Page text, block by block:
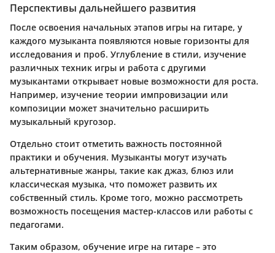
Перспективы дальнейшего развития
После освоения начальных этапов игры на гитаре, у
каждого музыканта появляются новые горизонты для
исследования и проб. Углубление в стили, изучение
различных техник игры и работа с другими
музыкантами открывает новые возможности для роста.
Например, изучение теории импровизации или
композиции может значительно расширить
музыкальный кругозор.
Отдельно стоит отметить важность постоянной
практики и обучения. Музыканты могут изучать
альтернативные жанры, такие как джаз, блюз или
классическая музыка, что поможет развить их
собственный стиль. Кроме того, можно рассмотреть
возможность посещения мастер-классов или работы с
педагогами.
Таким образом, обучение игре на гитаре – это